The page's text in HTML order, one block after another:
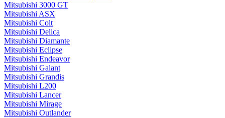
Mitsubishi 3000 GT
Mitsubishi ASX
Mitsubishi Colt
Mitsubishi Delica
Mitsubishi Diamante
Mitsubishi Eclipse
Mitsubishi Endeavor
Mitsubishi Galant
Mitsubishi Grandis
Mitsubishi L200
Mitsubishi Lancer
Mitsubishi Mirage
Mitsubishi Outlander